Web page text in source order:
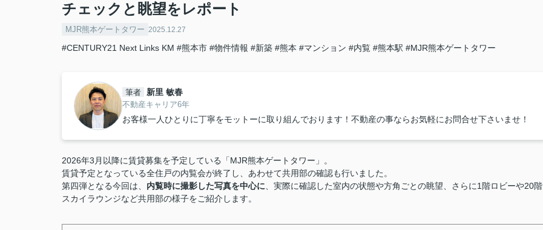
チェックと眺望をレポート
MJR熊本ゲートタワー 2025.12.27
#CENTURY21 Next Links KM #熊本市 #物件情報 #新築 #熊本 #マンション #内覧 #熊本駅 #MJR熊本ゲートタワー
筆者 新里 敏春
不動産キャリア6年
お客様一人ひとりに丁寧をモットーに取り組んでおります！不動産の事ならお気軽にお問合せ下さいませ！
2026年3月以降に賃貸募集を予定している「MJR熊本ゲートタワー」。
賃貸予定となっている全住戸の内覧会が終了し、あわせて共用部の確認も行いました。
第四弾となる今回は、 内覧時に撮影した写真を中心に 、実際に確認した室内の状態や方角ごとの眺望、さらに1階ロビーや20階
スカイラウンジなど共用部の様子をご紹介します。